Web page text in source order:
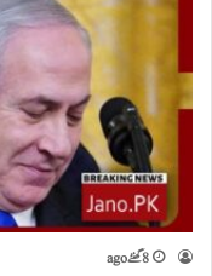
8 گھنٹے ago